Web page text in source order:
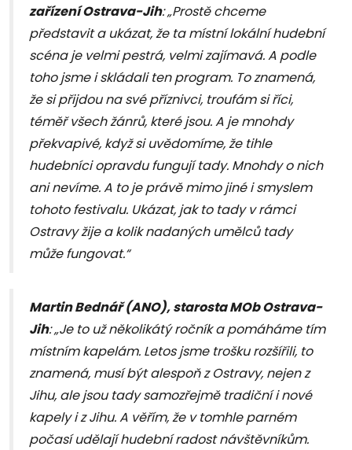
zařízení Ostrava-Jih: „Prostě chceme
představit a ukázat, že ta místní lokální hudební
scéna je velmi pestrá, velmi zajímavá. A podle
toho jsme i skládali ten program. To znamená,
že si přijdou na své příznivci, troufám si říci,
téměř všech žánrů, které jsou. A je mnohdy
překvapivé, když si uvědomíme, že tihle
hudebníci opravdu fungují tady. Mnohdy o nich
ani nevíme. A to je právě mimo jiné i smyslem
tohoto festivalu. Ukázat, jak to tady v rámci
Ostravy žije a kolik nadaných umělců tady
může fungovat.“
Martin Bednář (ANO), starosta MOb Ostrava-
Jih: „Je to už několikátý ročník a pomáháme tím
místním kapelám. Letos jsme trošku rozšířili, to
znamená, musí být alespoň z Ostravy, nejen z
Jihu, ale jsou tady samozřejmě tradiční i nové
kapely i z Jihu. A věřím, že v tomhle parném
počasí udělají hudební radost návštěvníkům.